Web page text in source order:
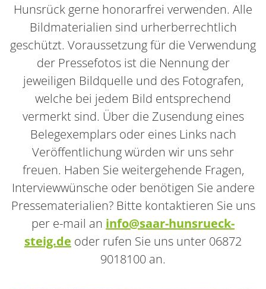
Hunsrück gerne honorarfrei verwenden. Alle
Bildmaterialien sind urherberrechtlich
geschützt. Voraussetzung für die Verwendung
der Pressefotos ist die Nennung der
jeweiligen Bildquelle und des Fotografen,
welche bei jedem Bild entsprechend
vermerkt sind. Über die Zusendung eines
Belegexemplars oder eines Links nach
Veröffentlichung würden wir uns sehr
freuen. Haben Sie weitergehende Fragen,
Interviewwünsche oder benötigen Sie andere
Pressematerialien? Bitte kontaktieren Sie uns
per e-mail an info@saar-hunsrueck-
steig.de oder rufen Sie uns unter 06872
9018100 an.